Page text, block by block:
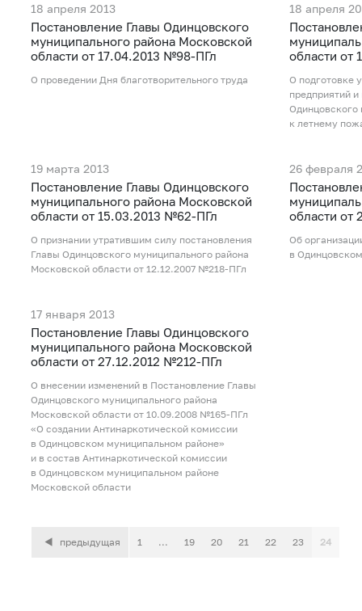
18 апреля 2013
Постановление Главы Одинцовского
муниципального района Московской
области от 17.04.2013 №98-ПГл
О проведении Дня благотворительного труда
18 апреля
области от
О подготовке
предприятий
Одинцовского
к летнему
19 марта 2013
Постановление Главы Одинцовского
муниципального района Московской
области от 15.03.2013 №62-ПГл
О признании утратившим силу постановления
Главы Одинцовского муниципального района
Московской области от 12.12.2007 №218-ПГл
26 февраля
области от
Об
в
17 января 2013
Постановление Главы Одинцовского
муниципального района Московской
области от 27.12.2012 №212-ПГл
О внесении изменений в Постановление Главы
Одинцовского муниципального района
Московской области от 10.09.2008 №165-ПГл
«О создании Антинаркотической комиссии
в Одинцовском муниципальном районе»
и в состав Антинаркотической комиссии
в Одинцовском муниципальном районе
Московской области
предыдущая 1 ... 19 20 21 22 23 24